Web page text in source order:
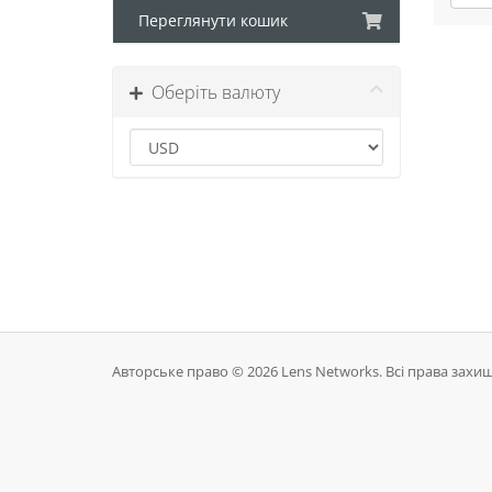
Переглянути кошик
Оберіть валюту
Авторське право © 2026 Lens Networks. Всі права